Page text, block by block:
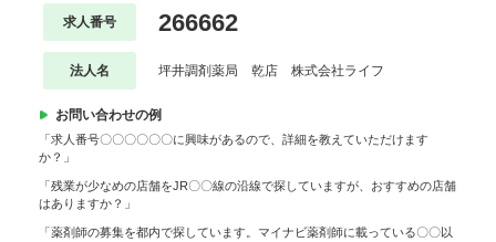
求人番号 266662
法人名 坪井調剤薬局 乾店 株式会社ライフ
お問い合わせの例
「求人番号〇〇〇〇〇〇に興味があるので、詳細を教えていただけます
か？」
「残業が少なめの店舗をJR〇〇線の沿線で探していますが、おすすめの店舗
はありますか？」
「薬剤師の募集を都内で探しています。マイナビ薬剤師に載っている〇〇以